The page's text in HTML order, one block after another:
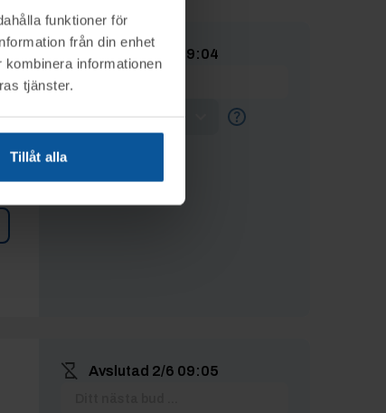
funktioner för
från din enhet
informationen
tjänster.
Tillåt alla
2/6 09:04
Lägg max-bud
BUDHISTORIK
Inga bud
Avslutad 2/6 09:05